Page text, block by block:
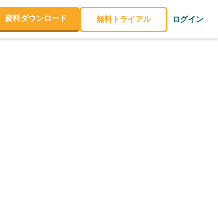
資料ダウンロード 無料トライアル ログイン